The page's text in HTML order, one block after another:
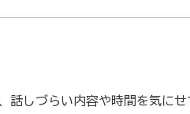
話しづらい内容や時間を気に